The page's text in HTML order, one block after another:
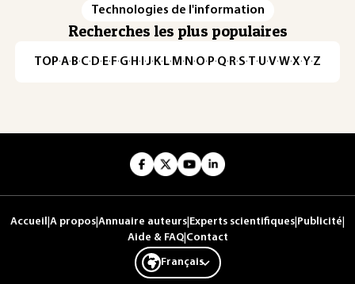
Technologies de l'information
Recherches les plus populaires
TOP·A·B·C· D· E· F·G· H · ·J· K· L· M · N ·O· P·Q· R·S·T·U·V·W·X·Y·Z
Accueil A propos Annuaire auteurs Experts scientifiques Publicité
Aide & FAQ| Contact
Français